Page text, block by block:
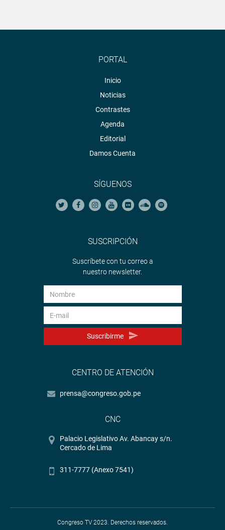
PORTAL
Inicio
Noticias
Contrastes
Agenda
Editorial
Damos Cuenta
SÍGUENOS
SUSCRIPCIÓN
Suscríbete con tu correo a
nuestro newsletter.
Suscribirme
CENTRO DE ATENCIÓN
prensa@congreso.gob.pe
CNC
Palacio Legislativo Av. Abancay s/n.
Cercado de Lima
311-7777 (Anexo 7541)
Congreso TV 2023. Derechos reservados.